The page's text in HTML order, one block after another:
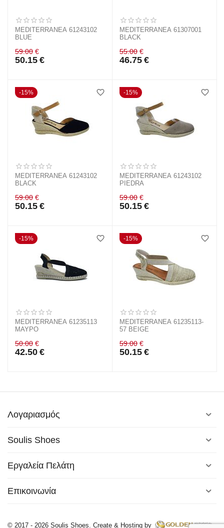
MEDITERRANEA 61243102
BLUE
59.00 €
50.15 €
MEDITERRANEA 61307001
BLACK
55.00 €
46.75 €
15%
MEDITERRANEA 61243102
BLACK
59.00 €
50.15 €
15%
MEDITERRANEA 61243102
PIEDRA
59.00 €
50.15 €
15%
MEDITERRANEA 61235113
ΜΑΥΡΟ
50.00 €
42.50 €
15%
MEDITERRANEA 61235113-
57 BEIGE
59.00 €
50.15 €
Λογαριασμός
Soulis Shoes
Εργαλεία Πελάτη
Επικοινωνία
© 2017 - 2026 Soulis Shoes. Create & Hosting by